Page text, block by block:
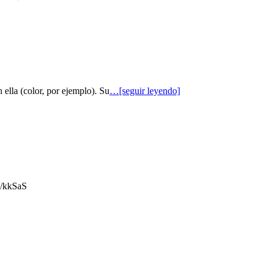
ella (color, por ejemplo). Su…[seguir leyendo]
kkSaS